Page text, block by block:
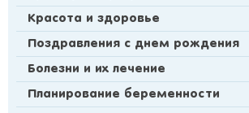
Красота и здоровье
Поздравления с днем рождения
Болезни и их лечение
Планирование беременности